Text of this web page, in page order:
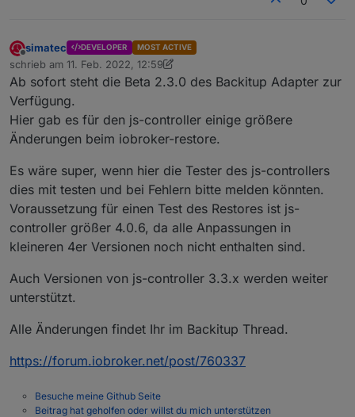
Offline
simatec DEVELOPER MOST ACTIVE
schrieb am 11. Feb. 2022, 12:59
zuletzt editiert von simatec2. Nov. 2022, 14:03
Ab sofort steht die Beta 2.3.0 des Backitup Adapter zur
Verfügung.
Hier gab es für den js-controller einige größere
Änderungen beim iobroker-restore.
Es wäre super, wenn hier die Tester des js-controllers
dies mit testen und bei Fehlern bitte melden könnten.
Voraussetzung für einen Test des Restores ist js-
controller größer 4.0.6, da alle Anpassungen in
kleineren 4er Versionen noch nicht enthalten sind.
Auch Versionen von js-controller 3.3.x werden weiter
unterstützt.
Alle Änderungen findet Ihr im Backitup Thread.
https://forum.iobroker.net/post/760337
Besuche meine Github Seite
Beitrag hat geholfen oder willst du mich unterstützen